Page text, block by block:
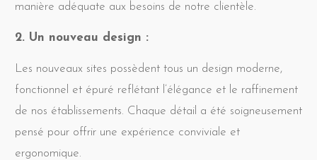
manière adéquate aux besoins de notre clientèle.
2. Un nouveau design :
Les nouveaux sites possèdent tous un design moderne,
fonctionnel et épuré reflétant l’élégance et le raffinement
de nos établissements. Chaque détail a été soigneusement
pensé pour offrir une expérience conviviale et
ergonomique.